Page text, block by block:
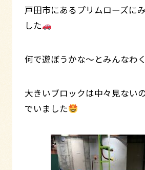
戸田市にあるプリムローズに
した
何で遊ぼうかな～とみんなわ
大きいブロックは中々見ない
でいました